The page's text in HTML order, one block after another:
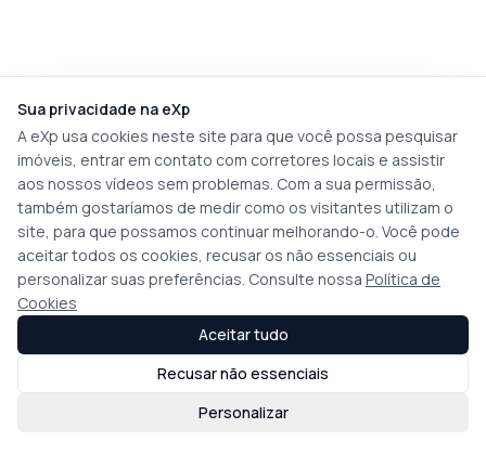
Sua privacidade na eXp
A eXp usa cookies neste site para que você possa pesquisar
imóveis, entrar em contato com corretores locais e assistir
aos nossos vídeos sem problemas. Com a sua permissão,
também gostaríamos de medir como os visitantes utilizam o
site, para que possamos continuar melhorando-o. Você pode
aceitar todos os cookies, recusar os não essenciais ou
personalizar suas preferências. Consulte nossa Política de
Cookies
Personalizar
Recusar não essenciais
Aceitar tudo